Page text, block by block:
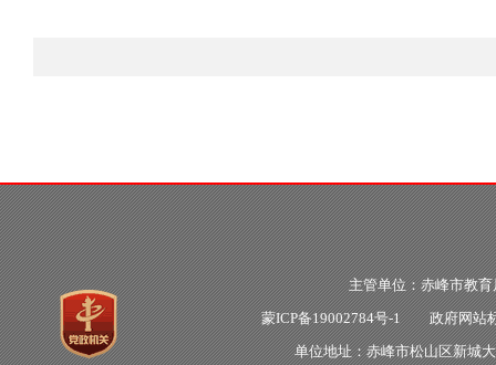
主管单位：赤峰市
蒙ICP备19002784号-1政府网站
单位地址：赤峰市松山区新